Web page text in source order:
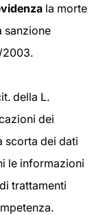
la morte
sanzione
2003.
della L.
dei
scorta dei dati
le informazioni
trattamenti